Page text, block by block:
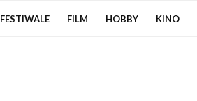
FESTIWALE FILM HOBBY KINO